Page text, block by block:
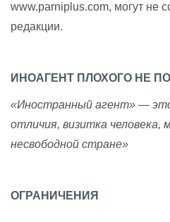
www.parniplus.com, могут не
редакции.
ИНОАГЕНТ ПЛОХОГО НЕ
«Иностранный агент» — это
отличия, визитка человека,
несвободной стране»
ОГРАНИЧЕНИЯ